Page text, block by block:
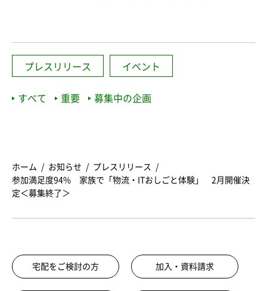
プレスリリース イベント
すべて 重要 募集中の企画
ホーム お知らせ
プレスリリース
参加満足度94% 家族で「物流・ITおしごと体験」 2月開催決
定＜募集終了＞
宅配をご検討の方 加入・資料請求